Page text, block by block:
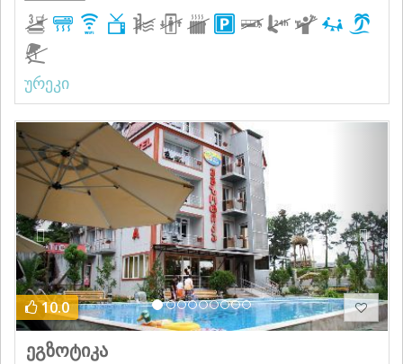
ურეკი
Previous
10.0
ეგზოტიკა